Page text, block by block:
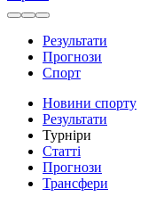
Результати
Прогнози
Спорт
Новини спорту
Результати
Турніри
Статті
Прогнози
Трансфери